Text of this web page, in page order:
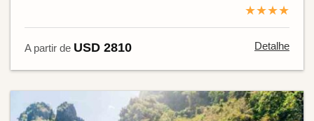
★★★★
A partir de USD 2810 Detalhe